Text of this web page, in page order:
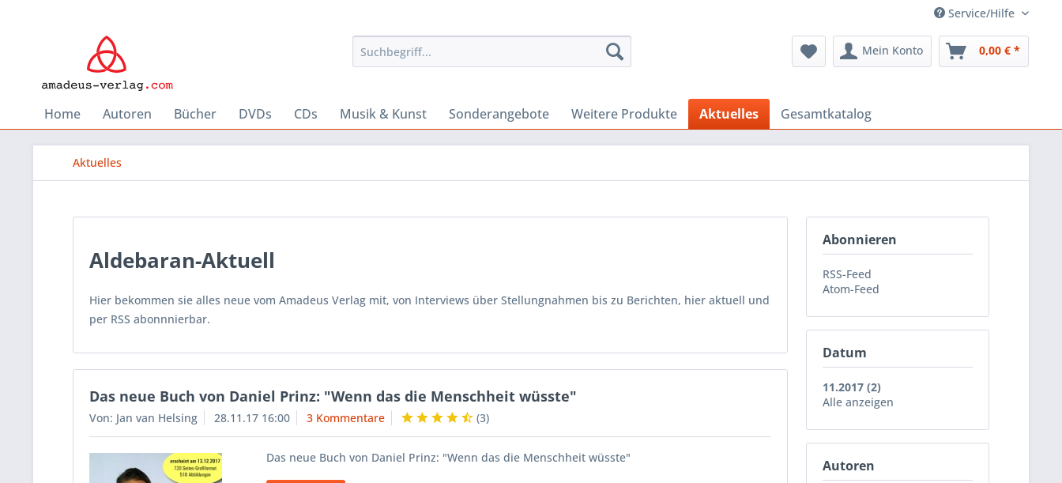
Service/Hilfe
Mein Konto 0,00 € *
Home Autoren Bücher DVDs CDs Musik & Kunst Sonderangebote Weitere Produkte Aktuelles Gesamtkatalog
Aktuelles
Abonnieren
RSS-Feed
Atom-Feed
Datum
11.2017 (2)
Alle anzeigen
Autoren
Aldebaran-Aktuell
Hier bekommen sie alles neue vom Amadeus Verlag mit, von Interviews über Stellungnahmen bis zu Berichten, hier aktuell und
per RSS abonnnierbar.
Das neue Buch von Daniel Prinz: "Wenn das die Menschheit wüsste"
Von: Jan van Helsing 28.11.17 16:00 3 Kommentare (3)
Das neue Buch von Daniel Prinz: "Wenn das die Menschheit wüsste"